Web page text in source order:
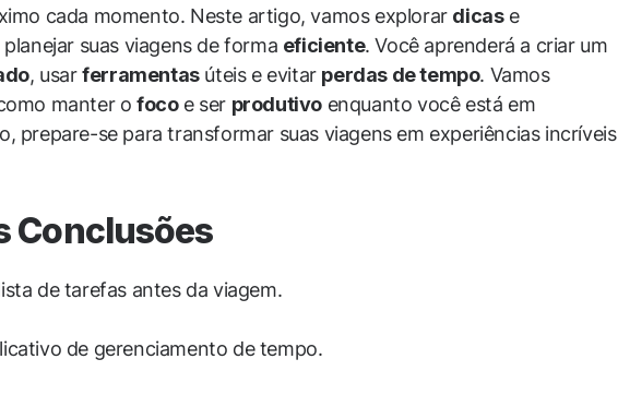
cada momento. Neste artigo, vamos explorar dicase
suas viagens de forma eficiente. Você aprenderá a criar um
, usarferramentasúteis e evitar perdas de tempo. Vamos
manter ofocoe ser produtivo enquanto você está em
prepare-se para transformar suas viagens em experiências incríveis
Conclusões
de tarefas antes da viagem.
de gerenciamento de tempo.